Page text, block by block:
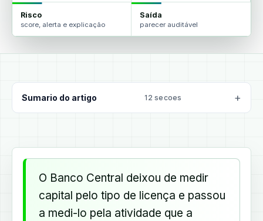
Risco
score, alerta e explicação
Saída
parecer auditável
Sumario do artigo 12 secoes
O Banco Central deixou de medir
capital pelo tipo de licença e passou
a medi-lo pela atividade que a